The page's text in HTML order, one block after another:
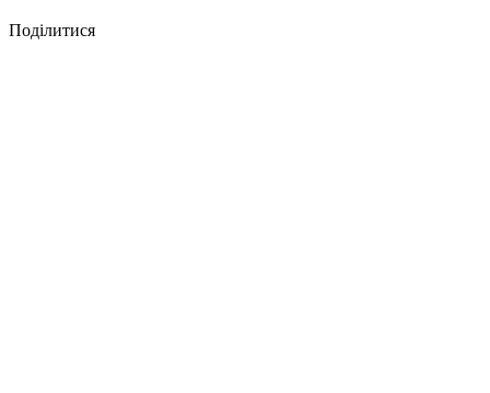
Поділитися